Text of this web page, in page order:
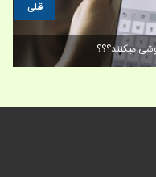
میکنند؟؟؟
قبلی